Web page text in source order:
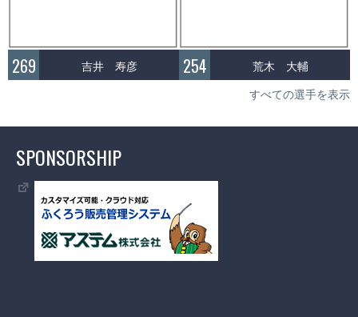
269 吉井 寿彦 254 荒木 大輔
すべての選手を表示
SPONSORSHIP